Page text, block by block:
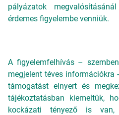
pályázatok
érdemes figyelembe venniük.
A figyelemfelhívás –
megjelent téves információkra
támogatást elnyert és
tájékoztatásban kiemeltük,
kockázati tényező is